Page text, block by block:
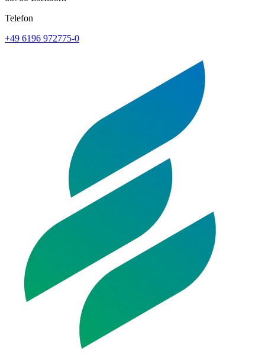
Telefon
+49 6196 972775-0